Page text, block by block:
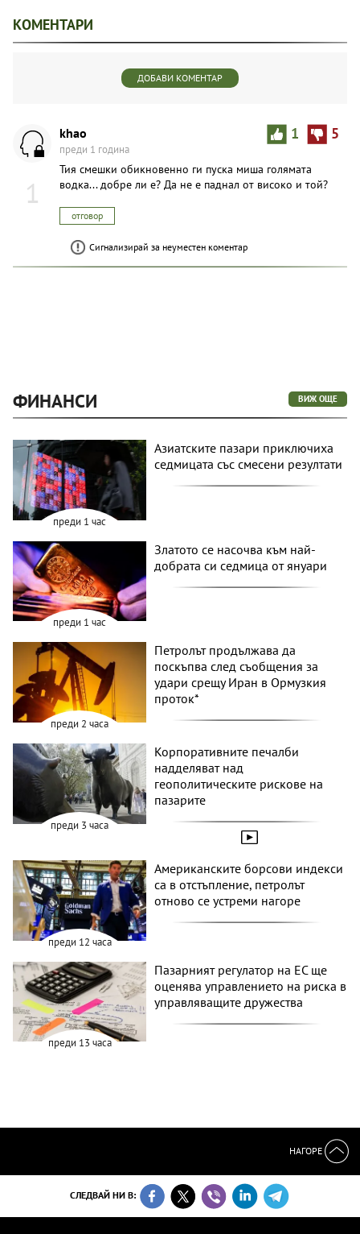
КОМЕНТАРИ
ДОБАВИ КОМЕНТАР
1
1 5
khao
преди 1 година
Тия смешки обикновенно ги пуска миша голямата
водка... добре ли е? Да не е паднал от високо и той?
отговор
Сигнализирай за неуместен коментар
ФИНАНСИ ВИЖ ОЩЕ
преди 1 час
Азиатските пазари приключиха
седмицата със смесени резултати
преди 1 час
Златото се насочва към най-
добрата си седмица от януари
преди 2 часа
Петролът продължава да
поскъпва след съобщения за
удари срещу Иран в Ормузкия
проток*
преди 3 часа
Корпоративните печалби
надделяват над
геополитическите рискове на
пазарите
преди 12 часа
Американските борсови индекси
са в отстъпление, петролът
отново се устреми нагоре
преди 13 часа
Пазарният регулатор на ЕС ще
оценява управлението на риска в
управляващите дружества
НАГОРЕ
СЛЕДВАЙ НИ В: